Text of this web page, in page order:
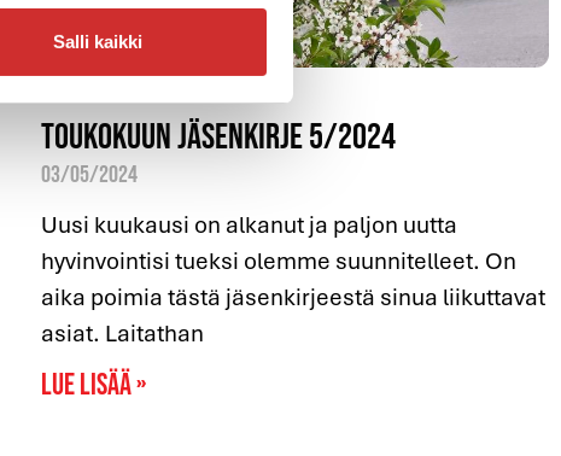
Salli kaikki
Toukokuun jäsenkirje 5/2024
03/05/2024
Uusi kuukausi on alkanut ja paljon uutta
hyvinvointisi tueksi olemme suunnitelleet. On
aika poimia tästä jäsenkirjeestä sinua liikuttavat
asiat. Laitathan
Lue lisää »